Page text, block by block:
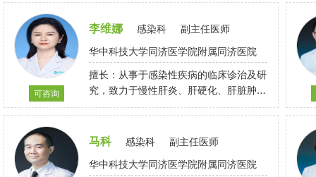
可咨询
李维娜 感染科
副主任医师
华中科技大学同济医学院附属同济医院
擅长：从事于感染性疾病的临床诊治及研
究，致力于慢性肝炎、肝硬化、肝脏肿瘤
及各种感染发热性疾病的临床工作及基础
研究。
马科 感染科
副主任医师
华中科技大学同济医学院附属同济医院